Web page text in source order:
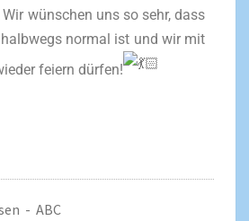
wünschen uns so sehr, dass
normal ist und wir mit
feiern dürfen!
- ABC